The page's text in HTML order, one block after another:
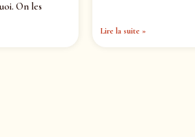
On les
Lire la suite »